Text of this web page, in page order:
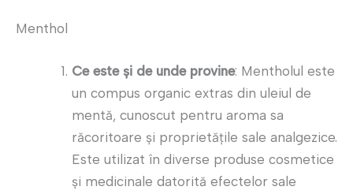
Menthol
Ce este și de unde provine: Mentholul este
un compus organic extras din uleiul de
mentă, cunoscut pentru aroma sa
răcoritoare și proprietățile sale analgezice.
Este utilizat în diverse produse cosmetice
și medicinale datorită efectelor sale